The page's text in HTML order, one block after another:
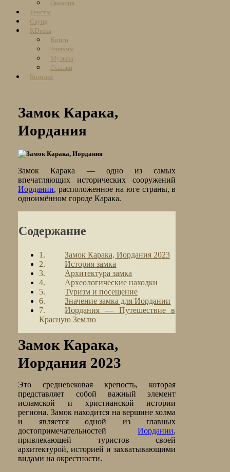
Океания
Тексты
Саунд
KDтека
Книги
Фильмы
Музыка
Ссылки
Контакт
Замок Карака,
Иордания
Замок Карака — одно из самых
впечатляющих исторических сооружений
Иордании, расположенное на юге страны, в
одноимённом городе Карака.
Содержание
Замок Карака, Иордания 2023
История замка
Архитектура замка
Археологические находки
Туризм и посещение
Значение замка для Иордании
Иордания — Путешествие в
Красную Землю
Замок Карака,
Иордания 2023
Это средневековая крепость, которая
представляет собой важный элемент
исламской и христианской истории
региона. Замок находится на вершине холма
и является одной из главных
достопримечательностейИордании,
привлекающей туристов своей
архитектурой, историей и захватывающими
видами на окрестности.